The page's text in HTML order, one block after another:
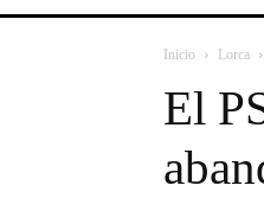
Inicio Lorca
El